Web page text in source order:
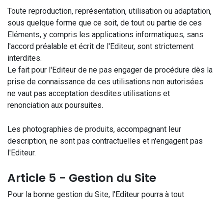
Toute reproduction, représentation, utilisation ou adaptation,
sous quelque forme que ce soit, de tout ou partie de ces
Eléments, y compris les applications informatiques, sans
l'accord préalable et écrit de l'Editeur, sont strictement
interdites.
Le fait pour l'Editeur de ne pas engager de procédure dès la
prise de connaissance de ces utilisations non autorisées
ne vaut pas acceptation desdites utilisations et
renonciation aux poursuites.
Les photographies de produits, accompagnant leur
description, ne sont pas contractuelles et n'engagent pas
l'Editeur.
Article 5 - Gestion du Site
Pour la bonne gestion du Site, l'Editeur pourra à tout